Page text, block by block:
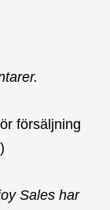
försäljning
Sales har